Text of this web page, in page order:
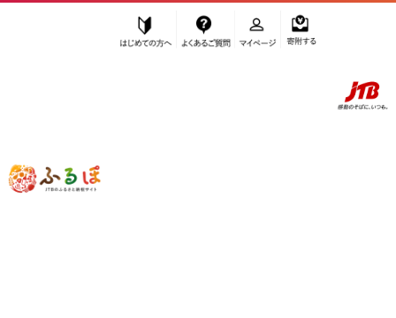
ふるぽ JTBのふるさと納税サイト
「ふるさと納税」TOP
その他